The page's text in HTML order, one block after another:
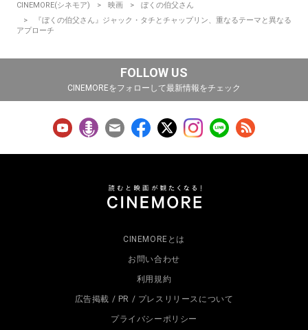
CINEMORE(シネモア) 映画
ぼくの伯父さん
『ぼくの伯父さん』ジャック・タチとチャップリン、重なるテーマと異なる
アプローチ
FOLLOW US
CINEMOREをフォローして最新情報をチェック
CINEMOREとは
お問い合わせ
利用規約
広告掲載 / PR / プレスリリースについて
プライバシーポリシー